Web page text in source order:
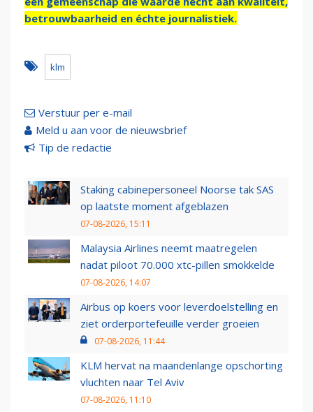
betrouwbaarheid en échte journalistiek.
klm
Verstuur per e-mail
Meld u aan voor de nieuwsbrief
Tip de redactie
Staking cabinepersoneel Noorse tak SAS
op laatste moment afgeblazen
07-08-2026, 15:11
Malaysia Airlines neemt maatregelen
nadat piloot 70.000 xtc-pillen smokkelde
07-08-2026, 14:07
Airbus op koers voor leverdoelstelling en
ziet orderportefeuille verder groeien
07-08-2026, 11:44
KLM hervat na maandenlange opschorting
vluchten naar Tel Aviv
07-08-2026, 11:10